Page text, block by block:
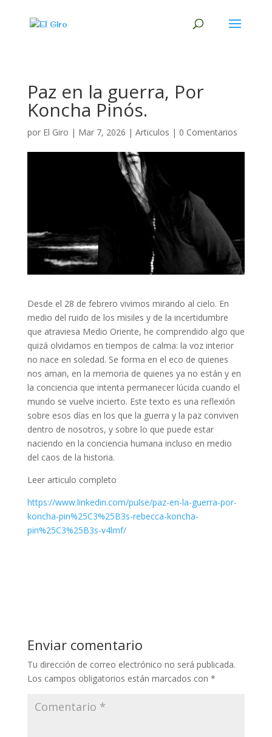
Paz en la guerra, Por
Koncha Pinós.
por El Giro | Mar 7, 2026 | Articulos | 0 Comentarios
Desde el 28 de febrero vivimos mirando al cielo. En
medio del ruido de los misiles y de la incertidumbre
que atraviesa Medio Oriente, he comprendido algo que
quizá olvidamos en tiempos de calma: la voz interior
no nace en soledad. Se forma en el eco de quienes
nos aman, en la memoria de quienes ya no están y en
la conciencia que intenta permanecer lúcida cuando el
mundo se vuelve incierto. Este texto es una reflexión
sobre esos días en los que la guerra y la paz conviven
dentro de nosotros, y sobre lo que puede estar
naciendo en la conciencia humana incluso en medio
del caos de la historia.
Leer articulo completo
https://www.linkedin.com/pulse/paz-en-la-guerra-por-
koncha-pin%25C3%25B3s-rebecca-koncha-
pin%25C3%25B3s-v4lmf/
Enviar comentario
Tu dirección de correo electrónico no será publicada.
Los campos obligatorios están marcados con *